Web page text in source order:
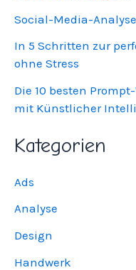
Social-Media-
In 5 Schritten zur
ohne Stress
Die 10 besten
mit Künstlicher
Kategorien
Ads
Analyse
Design
Handwerk